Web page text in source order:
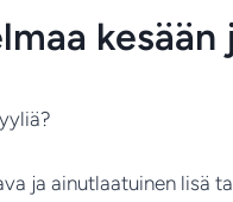
kesään
ja ainutlaatuinen lisä